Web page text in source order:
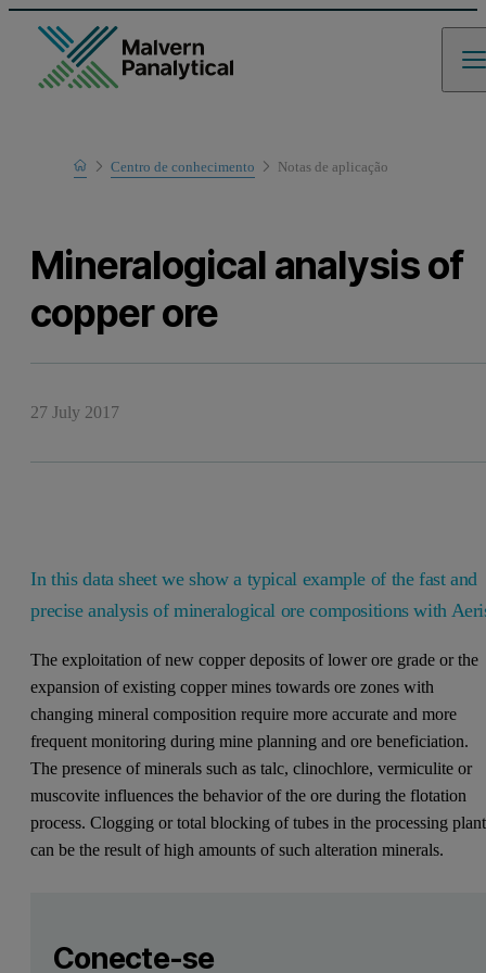
Home
Learn
Centro de conhecimento Notas de aplicaҫão
Mineralogical analysis of
copper ore
27 July 2017
In this data sheet we show a typical example of the fast and
precise analysis of mineralogical ore compositions with
The exploitation of new copper deposits of lower ore grade or the
expansion of existing copper mines towards ore zones with
changing mineral composition require more accurate and more
frequent monitoring during mine planning and ore beneficiation.
The presence of minerals such as talc, clinochlore, vermiculite or
muscovite influences the behavior of the ore during the flotation
process. Clogging or total blocking of tubes in the processing plant
can be the result of high amounts of such alteration minerals.
Aeris Minerals edition
Conecte-se